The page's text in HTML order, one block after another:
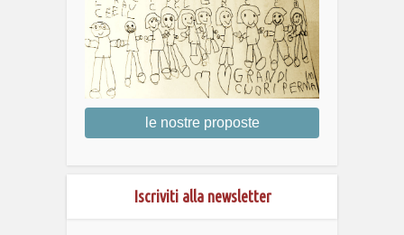
le nostre proposte
Iscriviti alla newsletter